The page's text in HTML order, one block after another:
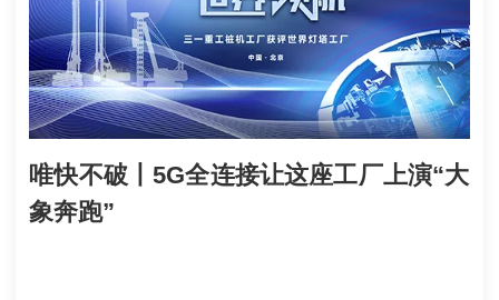
唯快不破丨5G全连接让这座工厂上演“大
象奔跑”